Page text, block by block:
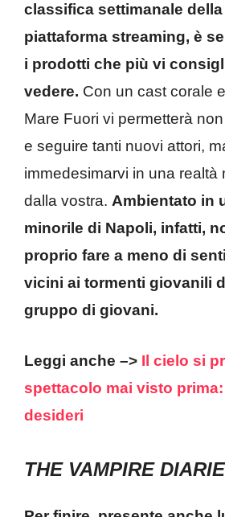
classifica settimanale
piattaforma streaming, è
i prodotti che più vi
vedere. Con un cast corale
Mare Fuori vi permetterà
e seguire tanti nuovi attori,
immedesimarvi in una realtà
dalla vostra. Ambientato in
minorile di Napoli, infatti,
proprio fare a meno di
vicini ai tormenti giovanili
gruppo di giovani.
Leggi anche –> Il cielo si
spettacolo mai visto
desideri
THE VAMPIRE